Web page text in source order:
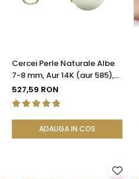
Cercei Perle Naturale Albe
7-8 mm, Aur 14K (aur 585),
Calitatea AAA | KASKADDA®
527,59 RON
ADAUGA IN COS